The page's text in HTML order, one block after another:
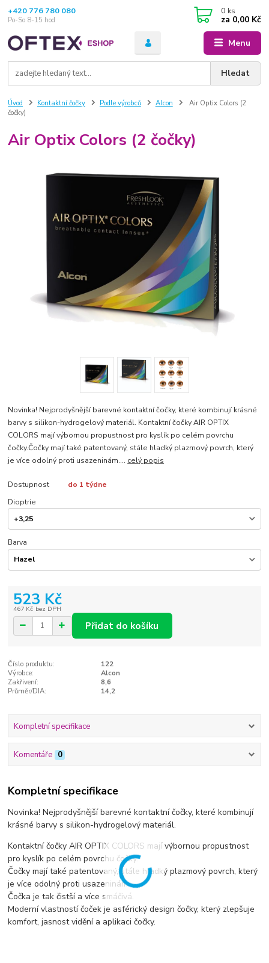
Menu
Hledat
+420 776 780 080
Po-So 8-15 hod
0 ks
za 0,00 Kč
Úvod Kontaktní čočky Podle výrobců Alcon
Air Optix Colors (2
čočky)
Air Optix Colors (2 čočky)
Novinka! Nejprodyšnější barevné kontaktní čočky, které kombinují krásné
barvy s silikon-hydrogelový materiál. Kontaktní čočky AIR OPTIX
COLORS mají výbornou propustnost pro kyslík po celém povrchu
čočky.Čočky mají také patentovaný, stále hladký plazmový povrch, který
je více odolný proti usazeninám.... celý popis
Dostupnost
do 1 týdne
Dioptrie
Barva
523 Kč
467 Kč bez DPH
Přidat do košíku
Číslo produktu:
122
Výrobce:
Alcon
Zakřivení:
8,6
Průměr/DIA:
14,2
Kompletní specifikace
Komentáře 0
Kompletní specifikace
Novinka! Nejprodyšnější barevné kontaktní čočky, které kombinují
krásné barvy s silikon-hydrogelový materiál.
Kontaktní čočky AIR OPTIX COLORS mají výbornou propustnost
pro kyslík po celém povrchu čočky.
Čočky mají také patentovaný, stále hladký plazmový povrch, který
je více odolný proti usazeninám.
Čočka je tak čistší a více smáčivá.
Moderní vlastností čoček je asférický design čočky, který zlepšuje
komfort, jasnost vidění a aplikaci čočky.